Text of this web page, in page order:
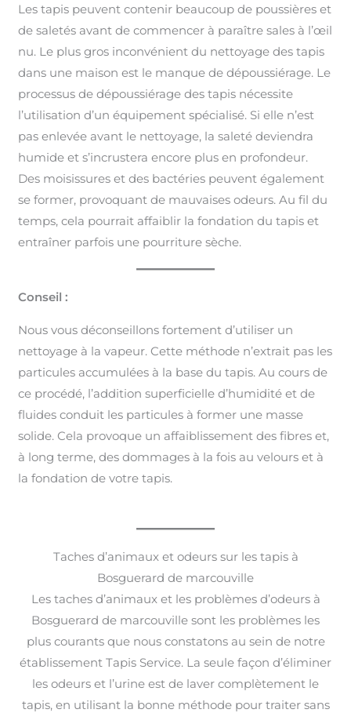
Les tapis peuvent contenir beaucoup de poussières et
de saletés avant de commencer à paraître sales à l’œil
nu. Le plus gros inconvénient du nettoyage des tapis
dans une maison est le manque de dépoussiérage. Le
processus de dépoussiérage des tapis nécessite
l’utilisation d’un équipement spécialisé. Si elle n’est
pas enlevée avant le nettoyage, la saleté deviendra
humide et s’incrustera encore plus en profondeur.
Des moisissures et des bactéries peuvent également
se former, provoquant de mauvaises odeurs. Au fil du
temps, cela pourrait affaiblir la fondation du tapis et
entraîner parfois une pourriture sèche.
Conseil :
Nous vous déconseillons fortement d’utiliser un
nettoyage à la vapeur. Cette méthode n’extrait pas les
particules accumulées à la base du tapis. Au cours de
ce procédé, l’addition superficielle d’humidité et de
fluides conduit les particules à former une masse
solide. Cela provoque un affaiblissement des fibres et,
à long terme, des dommages à la fois au velours et à
la fondation de votre tapis.
Taches d’animaux et odeurs sur les tapis à
Bosguerard de marcouville
Les taches d’animaux et les problèmes d’odeurs à
Bosguerard de marcouville sont les problèmes les
plus courants que nous constatons au sein de notre
établissement Tapis Service. La seule façon d’éliminer
les odeurs et l’urine est de laver complètement le
tapis, en utilisant la bonne méthode pour traiter sans